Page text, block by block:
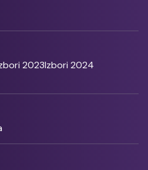
2023Izbori 2024